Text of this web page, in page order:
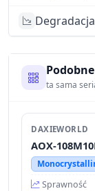
ta sama
DAXIEWORLD
AOX-
Sprawność